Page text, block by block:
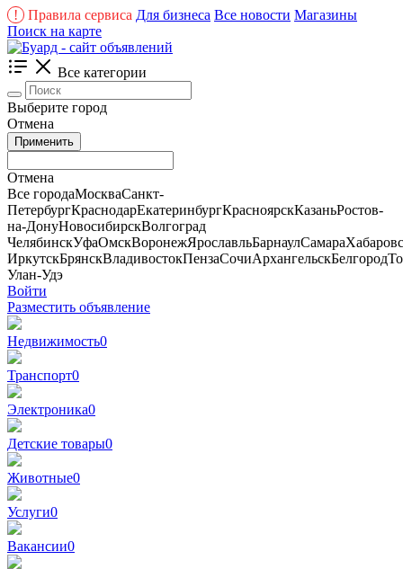
! Правила сервиса Для бизнеса Все новости Магазины
Поиск на карте
Все категории
Выберите город
Отмена
Применить
Отмена
Все городаМоскваСанкт-
ПетербургКраснодарЕкатеринбургКрасноярскКазаньРостов-
на-ДонуНовосибирскВолгоград
ЧелябинскУфаОмскВоронежЯрославльБарнаулСамара
ИркутскБрянскВладивостокПензаСочиАрхангельскБелгород
Улан-Удэ
Войти
Разместить объявление
Недвижимость0
Транспорт0
Электроника0
Детские товары0
Животные0
Услуги0
Вакансии0